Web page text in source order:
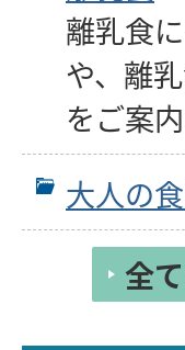
離乳食
や、離
をご案
大人の
全